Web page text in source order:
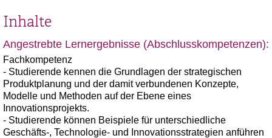
Inhalte
Angestrebte Lernergebnisse (Abschlusskompetenzen):
Fachkompetenz
- Studierende kennen die Grundlagen der strategischen
Produktplanung und der damit verbundenen Konzepte,
Modelle und Methoden auf der Ebene eines
Innovationsprojekts.
- Studierende können Beispiele für unterschiedliche
Geschäfts-, Technologie- und Innovationsstrategien anführen